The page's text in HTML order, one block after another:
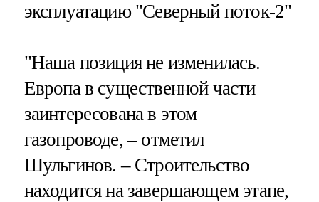
эксплуатацию "Северный поток-2"
"Наша позиция не изменилась.
Европа в существенной части
заинтересована в этом
газопроводе, – отметил
Шульгинов. – Строительство
находится на завершающем этапе,